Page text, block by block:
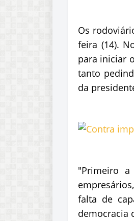
Os
feira (14).
para iniciar
tanto
da
"Primeiro
falta de
democracia